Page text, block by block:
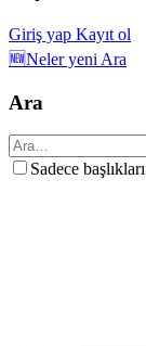
Giriş yap Kayıt ol
🆕Neler yeni Ara
Ara
Sadece